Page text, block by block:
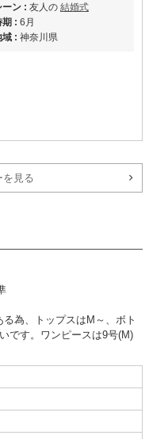
ーン : 友人の 結婚式
期 : 6月
域 : 神奈川県
:
を見る
為、トップスはM～、ボト
です。ワンピースは9号(M)